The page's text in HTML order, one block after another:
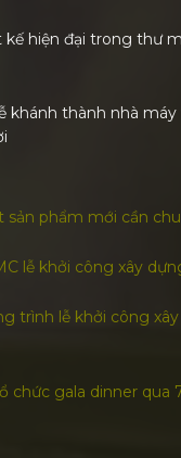
hiện đại trong thư
khánh thành nhà máy
sản phẩm mới cần
lễ khởi công xây
trình lễ khởi công
chức gala dinner qua